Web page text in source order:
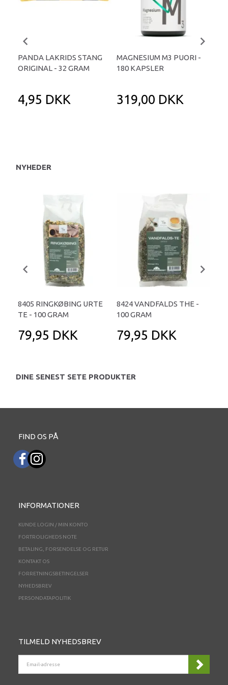
PANDA LAKRIDS STANG
ORIGINAL - 32 GRAM
4,95 DKK
MAGNESIUM M3 PUORI -
180 KAPSLER
319,00 DKK
NYHEDER
8405 RINGKØBING URTE
TE - 100 GRAM
79,95 DKK
8424 VANDFALDS THE -
100 GRAM
79,95 DKK
DINE SENEST SETE PRODUKTER
FIND OS PÅ
INFORMATIONER
KUNDE LOGIN / MIN KONTO
FORTROLIGHEDS NOTE
BETALING, FORSENDELSE OG RETUR
KONTAKT OS
FORRETNINGSBETINGELSER
NYHEDSBREV
PERSONDATAPOLITIK
TILMELD NYHEDSBREV
ADRESSE